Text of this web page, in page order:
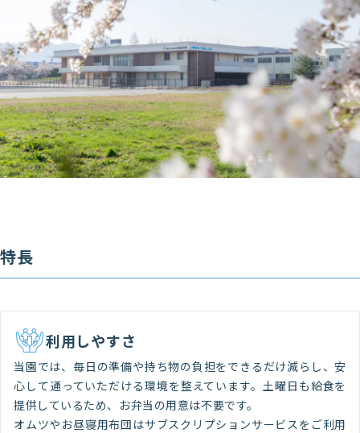
特長
利用しやすさ
当園では、毎日の準備や持ち物の負担をできるだけ減らし、安
心して通っていただける環境を整えています。土曜日も給食を
提供しているため、お弁当の用意は不要です。
オムツやお昼寝用布団はサブスクリプションサービスをご利用